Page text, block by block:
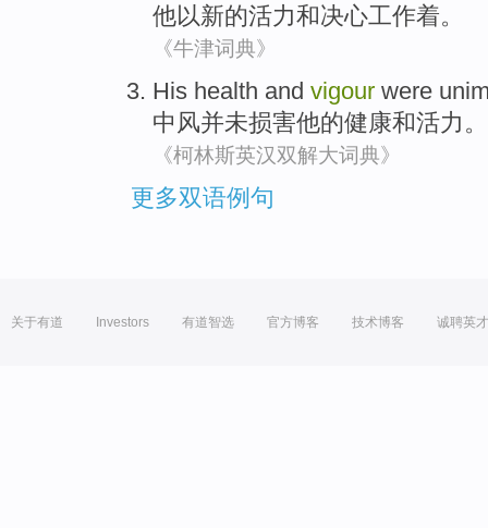
他以新的活力和决心工作着。
《牛津词典》
His health and vigour were
中风并未损害他的健康和活力 。
《柯林斯英汉双解大词典》
更多双语例句
关于有道 Investors 有道智选 官方博客 技术博客 诚聘英才